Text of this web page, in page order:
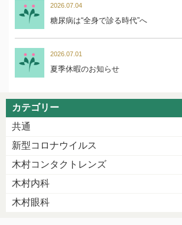
2026.07.04
糖尿病は“全身で診る時代”へ
2026.07.01
夏季休暇のお知らせ
カテゴリー
共通
新型コロナウイルス
木村コンタクトレンズ
木村内科
木村眼科